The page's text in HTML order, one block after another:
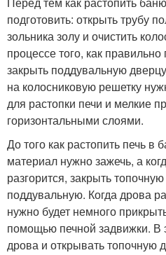
подготовить: открыть трубу
зольника золу и очистить
процессе того, как
закрыть поддувальную
на колосниковую решетку
для растопки печи и мелкие
горизонтальными слоями.
До того как растопить печь в
материал нужно зажечь, а
разгорится, закрыть
поддувальную. Когда дрова
нужно будет немного
помощью печной задвижки. В
дрова и открывать топочную